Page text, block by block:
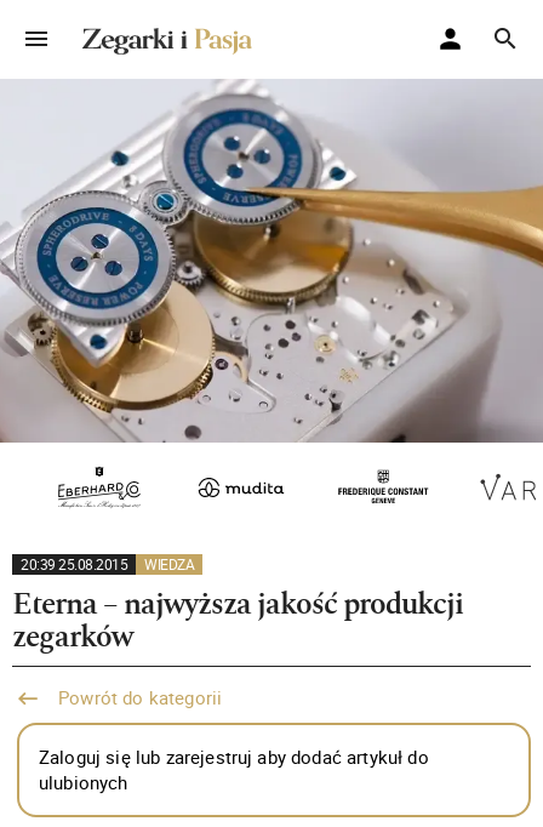
20:39 25.08.2015 WIEDZA
Eterna – najwyższa jakość produkcji
zegarków
Powrót do kategorii
Zaloguj się lub zarejestruj aby dodać artykuł do
ulubionych